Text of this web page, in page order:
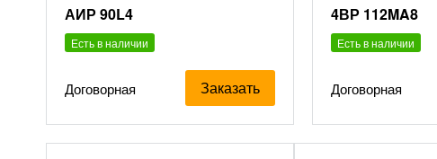
АИР 90L4
Есть в наличии
Договорная Заказать
4ВР 112MA8
Есть в наличии
Договорная